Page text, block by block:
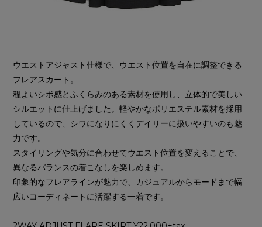
ウエストアジャスト仕様で、ウエスト位置を自在に調整できる
フレアスカート。
程よいシボ感とふくらみのある素材を使用し、立体的で美しい
シルエットに仕上げました。軽やかなポリエステル素材を採用
しているので、シワになりにくくデイリーに扱いやすいのも魅
力です。
スタイリングや気分に合わせてウエスト位置を変えることで、
異なるバランスの着こなしを楽しめます。
印象的なフレアラインが魅力で、カジュアルからモードまで幅
広いコーディネートに活躍する一着です。